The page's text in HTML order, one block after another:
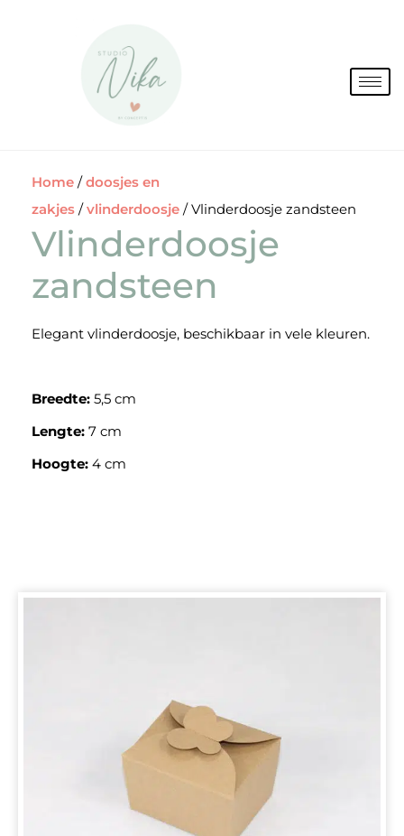
Home /doosjes en
zakjes /vlinderdoosje / Vlinderdoosje zandsteen
Vlinderdoosje
zandsteen
Elegant vlinderdoosje, beschikbaar in vele kleuren.
Breedte: 5,5 cm
Lengte: 7 cm
Hoogte: 4 cm